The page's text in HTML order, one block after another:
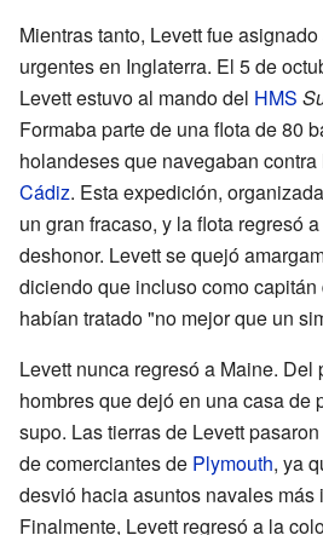
Mientras tanto, Levett fue
urgentes en Inglaterra. El 5 de
Levett estuvo al mando del HMS
Formaba parte de una flota de 80
holandeses que navegaban
Cádiz. Esta expedición,
un gran fracaso, y la flota regresó
deshonor. Levett se quejó
diciendo que incluso como
habían tratado "no mejor que un
Levett nunca regresó a Maine. Del
hombres que dejó en una casa de
supo. Las tierras de Levett
de comerciantes de Plymouth, ya
desvió hacia asuntos navales más
Finalmente, Levett regresó a la